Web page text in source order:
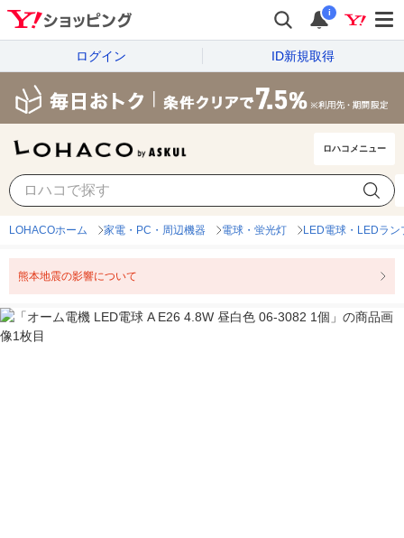
i
ログイン ID新規取得
ロハコメニュー
LOHACOホーム 家電・PC・周辺機器 電球・蛍光灯 LED電球・LEDラン
熊本地震の影響について